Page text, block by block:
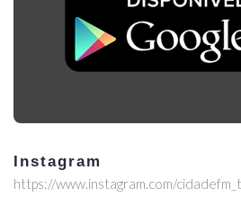
Instagram
https://www.instagram.com/